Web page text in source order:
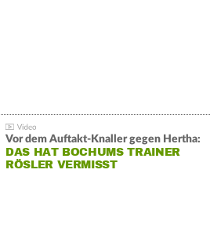
Vor dem Auftakt-Knaller gegen Hertha:
DAS HAT BOCHUMS TRAINER
RÖSLER VERMISST